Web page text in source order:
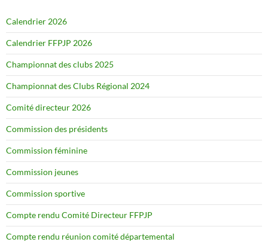
Calendrier 2026
Calendrier FFPJP 2026
Championnat des clubs 2025
Championnat des Clubs Régional 2024
Comité directeur 2026
Commission des présidents
Commission féminine
Commission jeunes
Commission sportive
Compte rendu Comité Directeur FFPJP
Compte rendu réunion comité départemental